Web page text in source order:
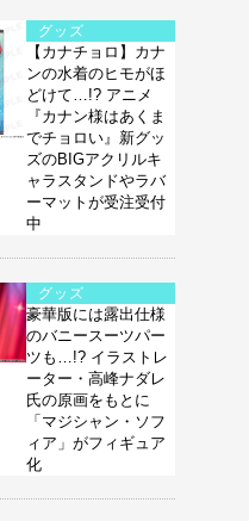
グッズ
【カナチョロ】カナ
ンの水着のヒモがほ
どけて…!? アニメ
『カナン様はあくま
でチョロい』新グッ
ズのBIGアクリルキ
ャラスタンドやラバ
ーマットが受注受付
中
グッズ
豪華版には露出仕様
のバニースーツパー
ツも…!? イラストレ
ーター・高峰ナダレ
氏の原画をもとに
「マジシャン・ソフ
ィア」がフィギュア
化